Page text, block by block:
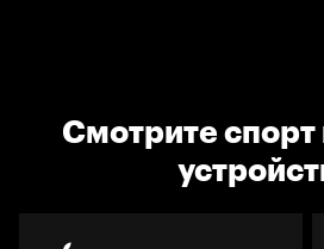
Смотрите